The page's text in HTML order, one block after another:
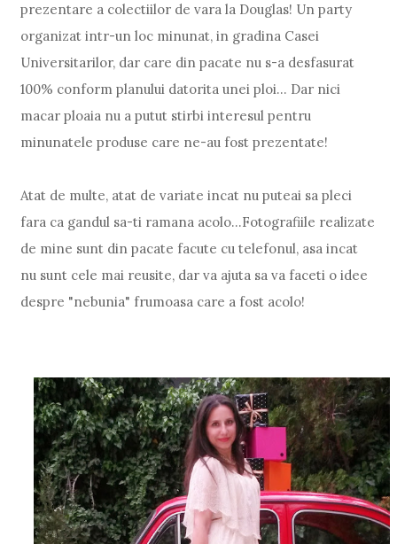
prezentare a colectiilor de vara la Douglas! Un party
organizat intr-un loc minunat, in gradina Casei
Universitarilor, dar care din pacate nu s-a desfasurat
100% conform planului datorita unei ploi... Dar nici
macar ploaia nu a putut stirbi interesul pentru
minunatele produse care ne-au fost prezentate!
Atat de multe, atat de variate incat nu puteai sa pleci
fara ca gandul sa-ti ramana acolo...Fotografiile realizate
de mine sunt din pacate facute cu telefonul, asa incat
nu sunt cele mai reusite, dar va ajuta sa va faceti o idee
despre "nebunia" frumoasa care a fost acolo!